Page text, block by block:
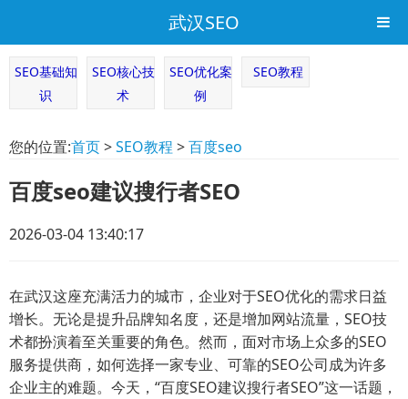
武汉SEO
SEO基础知
识
SEO核心技
术
SEO优化案
例
SEO教程
您的位置:首页>SEO教程 >百度seo
百度seo建议搜行者SEO
2026-03-04 13:40:17
在武汉这座充满活力的城市，企业对于SEO优化的需求日益
增长。无论是提升品牌知名度，还是增加网站流量，SEO技
术都扮演着至关重要的角色。然而，面对市场上众多的SEO
服务提供商，如何选择一家专业、可靠的SEO公司成为许多
企业主的难题。今天，“百度SEO建议搜行者SEO”这一话题，